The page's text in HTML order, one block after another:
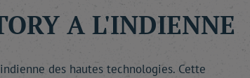
A L'INDIENNE
des hautes technologies. Cette